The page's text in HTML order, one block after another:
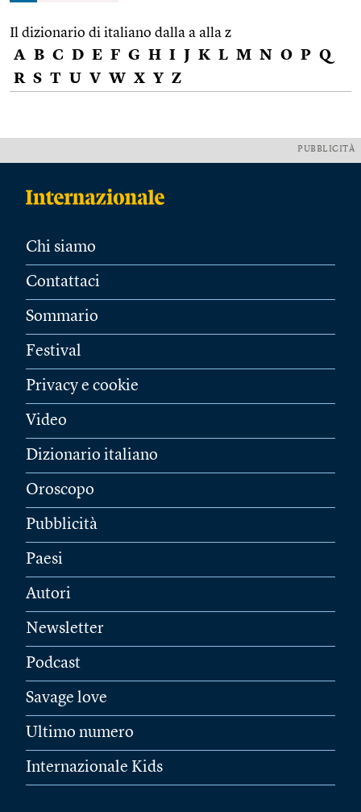
Il dizionario di italiano dalla a alla z
A B C D E F G H I J K L M N O P Q
R S T U V W X Y Z
PUBBLICITÀ
Chi siamo
Contattaci
Sommario
Festival
Privacy e cookie
Video
Dizionario italiano
Oroscopo
Pubblicità
Paesi
Autori
Newsletter
Podcast
Savage love
Ultimo numero
Internazionale Kids